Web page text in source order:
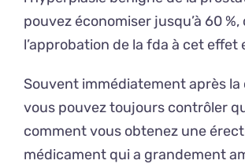
pouvez économiser jusqu’à 60 %,
l’approbation de la fda à cet effet
Souvent immédiatement après
vous pouvez toujours contrôler
comment vous obtenez une
médicament qui a grandement